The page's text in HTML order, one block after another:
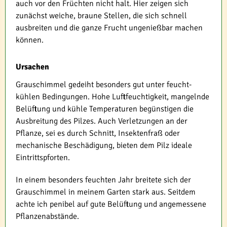
auch vor den Früchten nicht halt. Hier zeigen sich
zunächst weiche, braune Stellen, die sich schnell
ausbreiten und die ganze Frucht ungenießbar machen
können.
Ursachen
Grauschimmel gedeiht besonders gut unter feucht-
kühlen Bedingungen. Hohe Luftfeuchtigkeit, mangelnde
Belüftung und kühle Temperaturen begünstigen die
Ausbreitung des Pilzes. Auch Verletzungen an der
Pflanze, sei es durch Schnitt, Insektenfraß oder
mechanische Beschädigung, bieten dem Pilz ideale
Eintrittspforten.
In einem besonders feuchten Jahr breitete sich der
Grauschimmel in meinem Garten stark aus. Seitdem
achte ich penibel auf gute Belüftung und angemessene
Pflanzenabstände.